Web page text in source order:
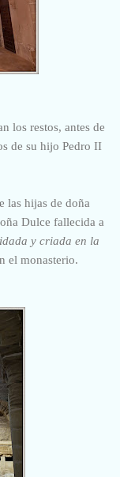
los restos, antes de
de su hijo Pedro II
las hijas de doña
Dulce fallecida a
y criada en la
el monasterio.